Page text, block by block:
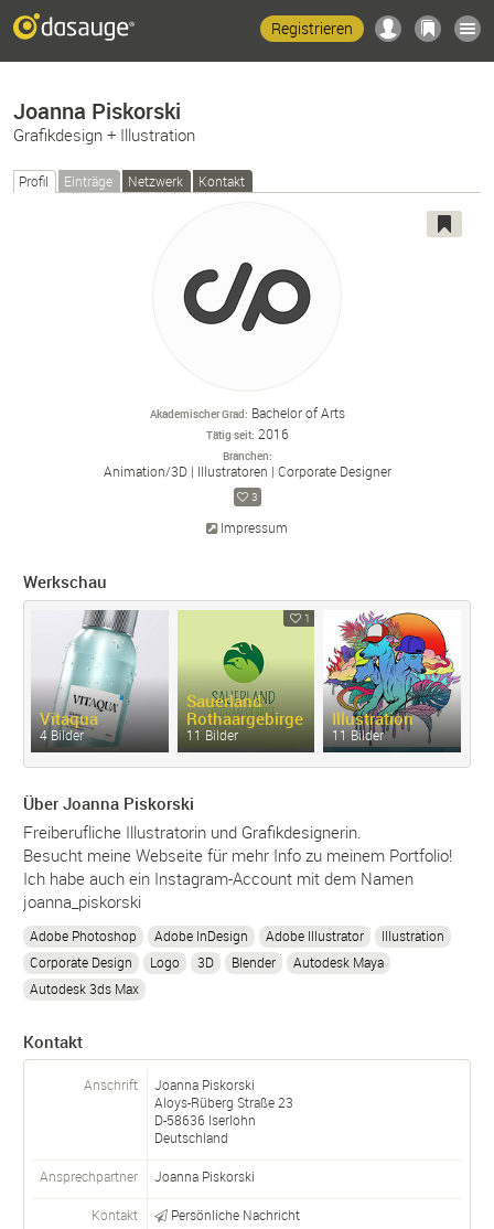
Registrieren
Joanna Piskorski
Grafikdesign + Illustration
Profil Einträge Netzwerk Kontakt
Akademischer Grad Bachelor of Arts
Tätig seit 2016
Branchen
Animation/3D Illustratoren Corporate Designer
3
Impressum
Werkschau
Vitaqua
4 Bilder
1
Sauerland
Rothaargebirge
11 Bilder
Illustration
11 Bilder
Über Joanna Piskorski
Freiberufliche Illustratorin und Grafikdesignerin.
Besucht meine Webseite für mehr Info zu meinem Portfolio!
Ich habe auch ein Instagram-Account mit dem Namen
joanna_piskorski
Adobe Photoshop Adobe InDesign Adobe Illustrator
Illustration
Corporate Design
Logo 3D Blender
Autodesk Maya
Autodesk 3ds Max
Kontakt
Anschrift
Joanna Piskorski
Aloys-Rüberg Straße 23
D-58636 Iserlohn
Deutschland
Ansprechpartner Joanna Piskorski
Kontakt Persönliche Nachricht